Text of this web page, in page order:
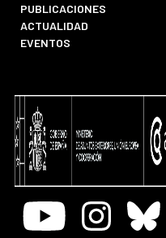
PUBLICACIONES
ACTUALIDAD
EVENTOS
Youtube InstagramBluesky